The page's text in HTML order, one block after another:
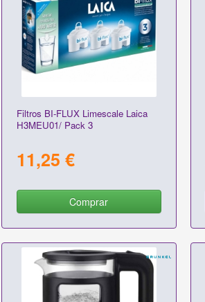
Filtros BI-FLUX Limescale Laica
H3MEU01/ Pack 3
11,25 €
Comprar